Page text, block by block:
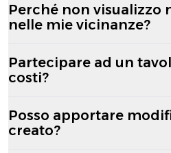
Perché non visualizzo
nelle mie vicinanze?
Partecipare ad un
costi?
Posso apportare
creato?